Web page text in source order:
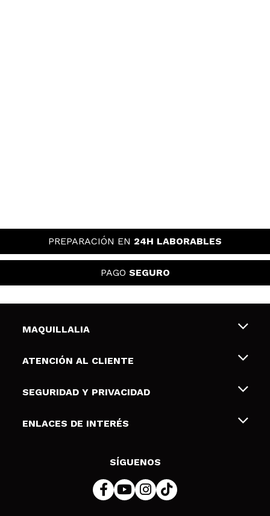
PREPARACIÓN EN 24H LABORABLES
PAGO SEGURO
MAQUILLALIA
Sobre nosotros
Tarjetas de Regalo
ATENCIÓN AL CLIENTE
Envíos y devoluciones
Formas de pago
SEGURIDAD Y PRIVACIDAD
Terminos y condiciones de uso
Política de cookies
ENLACES DE INTERÉS
SÍGUENOS